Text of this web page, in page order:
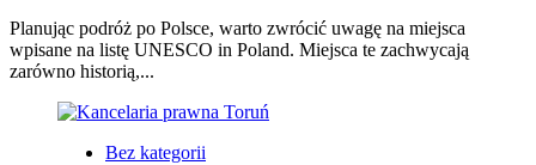
Planując podróż po Polsce, warto zwrócić uwagę na miejsca
wpisane na listę UNESCO in Poland. Miejsca te zachwycają
zarówno historią,...
Bez kategorii